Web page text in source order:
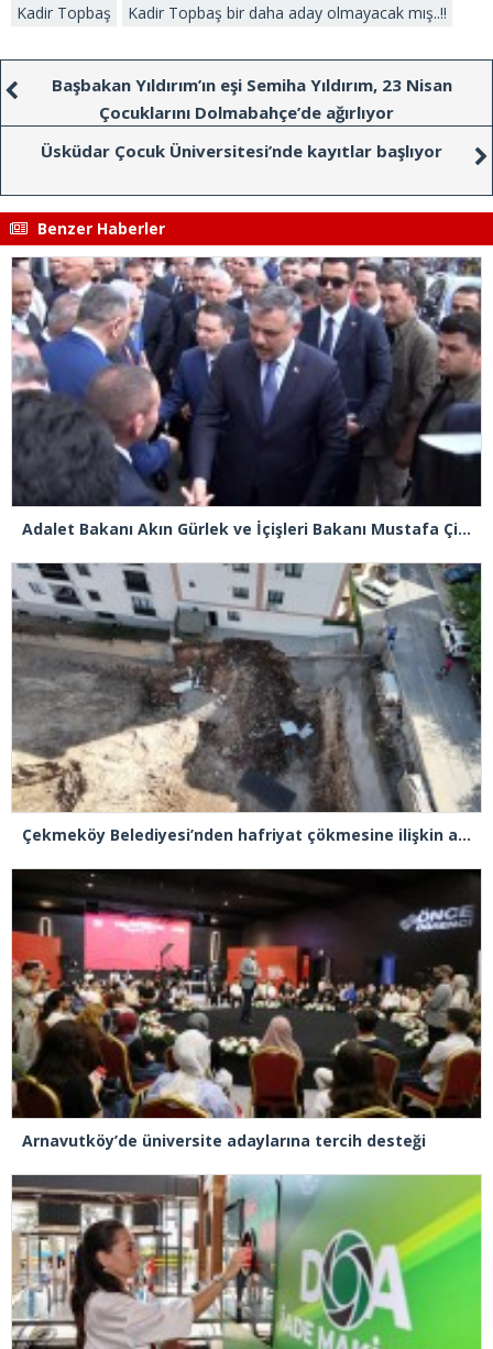
Kadir Topbaş
Kadir Topbaş bir daha aday olmayacak mış..!!
Başbakan Yıldırım’ın eşi Semiha Yıldırım, 23 Nisan
Çocuklarını Dolmabahçe’de ağırlıyor
Üsküdar Çocuk Üniversitesi’nde kayıtlar başlıyor
Benzer Haberler
Adalet Bakanı Akın Gürlek ve İçişleri Bakanı Mustafa Çiftçi Esenyurt’ta
Çekmeköy Belediyesi’nden hafriyat çökmesine ilişkin açıklama
Arnavutköy’de üniversite adaylarına tercih desteği